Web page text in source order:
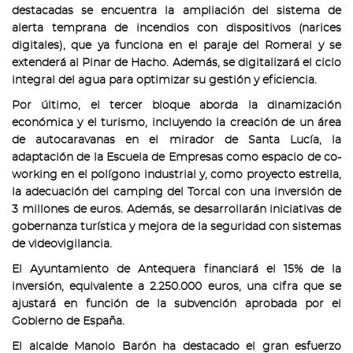
destacadas se encuentra la ampliación del sistema de
alerta temprana de incendios con dispositivos (narices
digitales), que ya funciona en el paraje del Romeral y se
extenderá al Pinar de Hacho. Además, se digitalizará el ciclo
integral del agua para optimizar su gestión y eficiencia.
Por último, el tercer bloque aborda la dinamización
económica y el turismo, incluyendo la creación de un área
de autocaravanas en el mirador de Santa Lucía, la
adaptación de la Escuela de Empresas como espacio de co-
working en el polígono industrial y, como proyecto estrella,
la adecuación del camping del Torcal con una inversión de
3 millones de euros. Además, se desarrollarán iniciativas de
gobernanza turística y mejora de la seguridad con sistemas
de videovigilancia.
El Ayuntamiento de Antequera financiará el 15% de la
inversión, equivalente a 2.250.000 euros, una cifra que se
ajustará en función de la subvención aprobada por el
Gobierno de España.
El alcalde Manolo Barón ha destacado el gran esfuerzo